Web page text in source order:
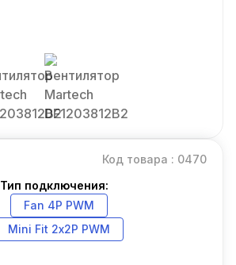
Код товара : 0470
Тип подключения:
Fan 4P PWM
Mini Fit 2х2P PWM